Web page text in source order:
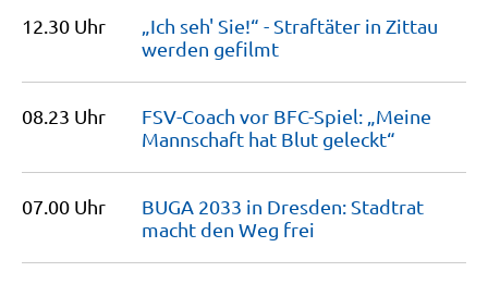
12.30 Uhr
„Ich seh' Sie!“ - Straftäter in Zittau
werden gefilmt
08.23 Uhr
FSV-Coach vor BFC-Spiel: „Meine
Mannschaft hat Blut geleckt“
07.00 Uhr
BUGA 2033 in Dresden: Stadtrat
macht den Weg frei